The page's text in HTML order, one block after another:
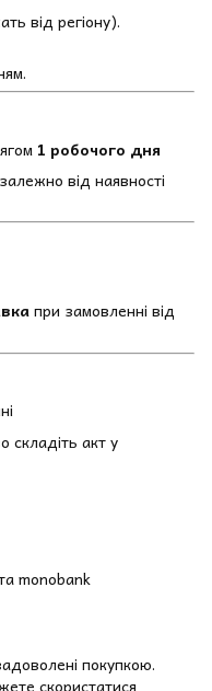
від регіону).
1 робочого дня
від наявності
при замовленні від
складіть акт у
monobank
покупкою.
скористатися